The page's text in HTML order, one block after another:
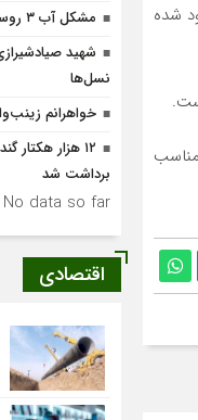
مسدود شده
مشکل آب ۳ روستای پلدختر برطرف می‌شود
شهید
نسل‌ها
خواهرانم
۱۲ هزار
برداشت شد
data so far.
اقتصادی